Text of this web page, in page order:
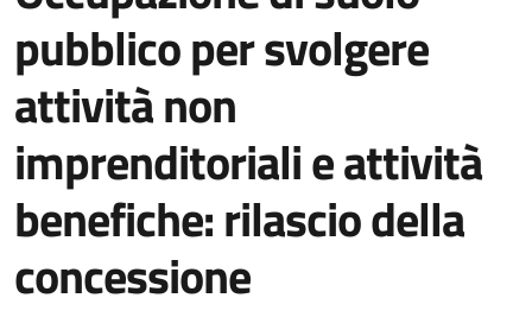
pubblico per svolgere
attività non
imprenditoriali e attività
benefiche: rilascio della
concessione